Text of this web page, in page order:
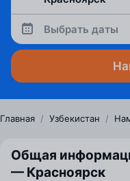
Выбрать даты
Главная / Узбекистан /
Общая
— Красноярск